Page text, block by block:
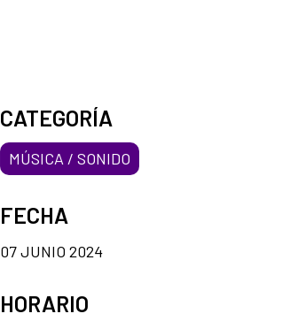
CATEGORÍA
MÚSICA / SONIDO
FECHA
07 JUNIO 2024
HORARIO